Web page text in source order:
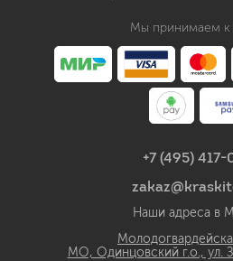
Мы принимаем к
+7 (495) 417-
Наши адреса в
МО, Одинцовский г.о., ул.